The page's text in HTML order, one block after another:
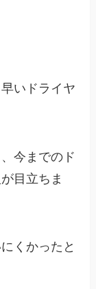
いドライヤ
今までのド
目立ちま
くかったと